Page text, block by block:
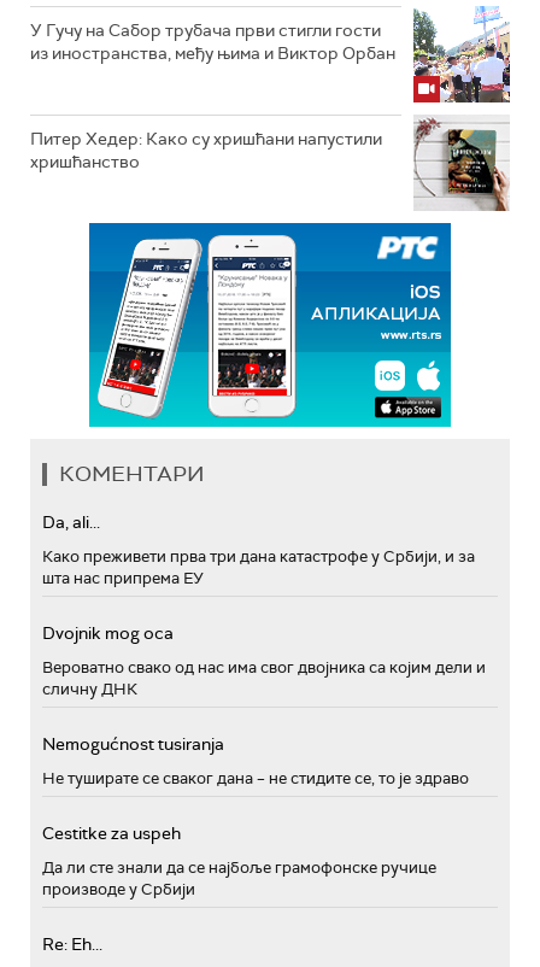
У Гучу на Сабор трубача први стигли гости
из иностранства, међу њима и Виктор Орбан
Питер Хедер: Како су хришћани напустили
хришћанство
КОМЕНТАРИ
Da, ali...
Како преживети прва три дана катастрофе у Србији, и за
шта нас припрема ЕУ
Dvojnik mog oca
Вероватно свако од нас има свог двојника са којим дели и
сличну ДНК
Nemogućnost tusiranja
Не туширате се сваког дана – не стидите се, то је здраво
Cestitke za uspeh
Да ли сте знали да се најбоље грамофонске ручице
производе у Србији
Re: Eh...